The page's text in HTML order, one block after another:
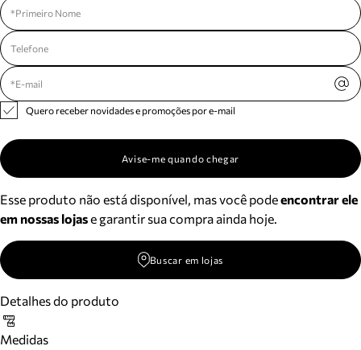
Quero receber novidades e promoções por e-mail
Avise-me quando chegar
Esse produto não está disponível, mas você podeencontrar ele
em nossas lojase garantir sua compra ainda hoje.
Buscar em lojas
Detalhes do produto
Medidas